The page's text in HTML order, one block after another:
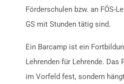
Förderschulen bzw. an FÖS-
GS mit Stunden tätig sind.
Ein Barcamp ist ein
Lehrenden für Lehrende.
im Vorfeld fest, sondern